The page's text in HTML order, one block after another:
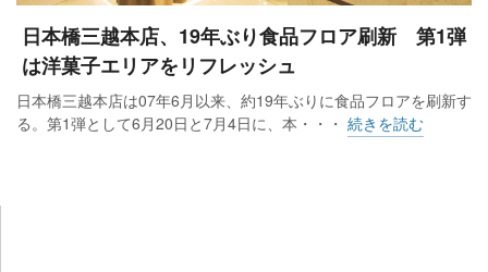
日本橋三越本店、19年ぶり食品フロア刷新 第1弾
は洋菓子エリアをリフレッシュ
日本橋三越本店は07年6月以来、約19年ぶりに食品フロアを刷新す
る。第1弾として6月20日と7月4日に、本・・・ 続きを読む